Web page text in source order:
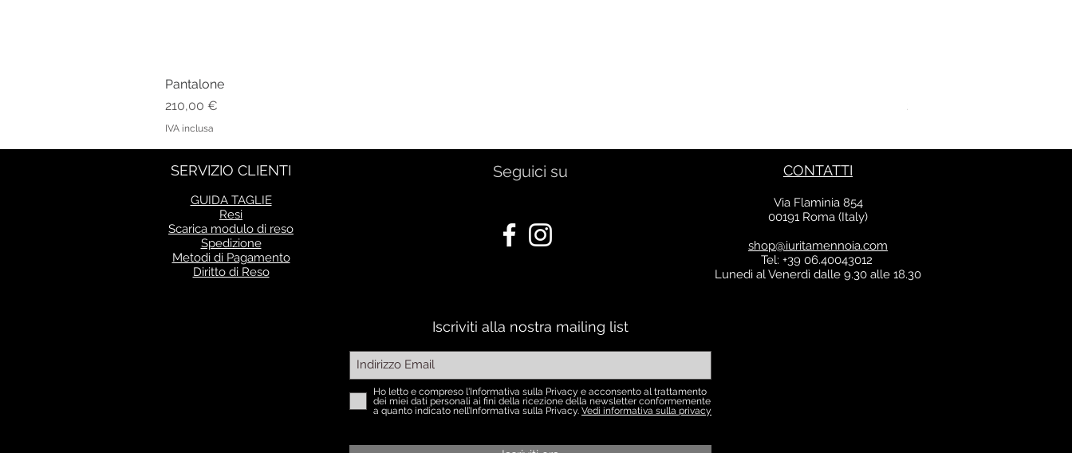
Pantalone
Prezzo
210,00 €
IVA inclusa
SERVIZIO CLIENTI
GUIDA TAGLIE
Resi
Scarica modulo di reso
Spedizione
Metodi di Pagamento
Diritto di Reso
Seguici su CONTATTI
Via Flaminia 854
00191 Roma (Italy)
shop@iuritamennoia.com
Tel: +39 06.40043012
Lunedì al Venerdì dalle 9.30 alle 18.30
Iscriviti alla nostra mailing list
Ho letto e compreso l'Informativa sulla Privacy e acconsento al trattamento
dei miei dati personali ai fini della ricezione della newsletter conformemente
a quanto indicato nell’Informativa sulla Privacy. Vedi informativa sulla privacy